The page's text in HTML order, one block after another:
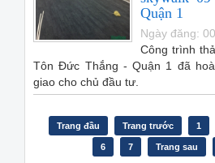
Quận 1
Ngày đăng:
Công trình
Tôn Đức Thắng - Quận 1 đã
giao cho chủ đầu tư.
Trang đầu Trang trước 1
6 7 Trang sau